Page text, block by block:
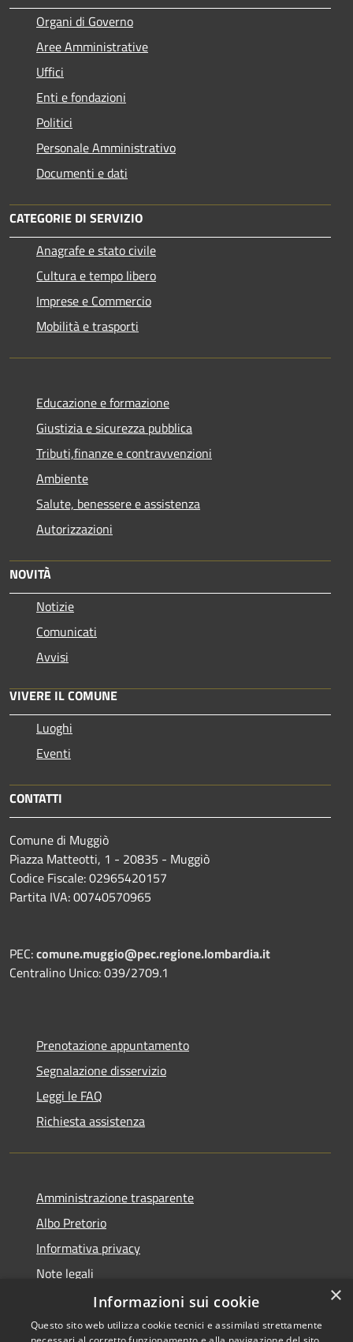
Organi di Governo
Aree Amministrative
Uffici
Enti e fondazioni
Politici
Personale Amministrativo
Documenti e dati
CATEGORIE DI SERVIZIO
Anagrafe e stato civile
Cultura e tempo libero
Imprese e Commercio
Mobilità e trasporti
Educazione e formazione
Giustizia e sicurezza pubblica
Tributi,finanze e contravvenzioni
Ambiente
Salute, benessere e assistenza
Autorizzazioni
NOVITÀ
Notizie
Comunicati
Avvisi
VIVERE IL COMUNE
Luoghi
Eventi
CONTATTI
Comune di Muggiò
Piazza Matteotti, 1 - 20835 - Muggiò
Codice Fiscale: 02965420157
Partita IVA: 00740570965
PEC:comune.muggio@pec.regione.lombardia.it
Centralino Unico: 039/2709.1
Prenotazione appuntamento
Segnalazione disservizio
Leggi le FAQ
Richiesta assistenza
Amministrazione trasparente
Albo Pretorio
Informativa privacy
Note legali
Dichiarazione di accessibilità
×
Informazioni sui cookie
Questo sito web utilizza cookie tecnici e assimilati strettamente